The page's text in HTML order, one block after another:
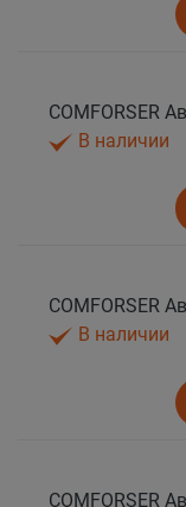
В наличии
В наличии